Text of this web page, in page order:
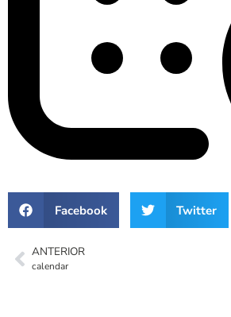
Facebook Twitter
ANTERIOR
calendar